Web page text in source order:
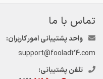
تماس با ما
واحد پشتیبانی امور کاربران:
support@foolad24.com
تلفن پشتیبانی: